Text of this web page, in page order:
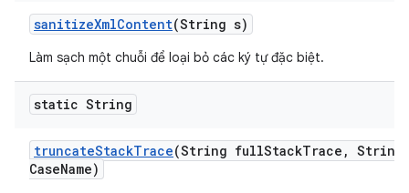
sanitizeXmlContent(String s)
Làm sạch một chuỗi để loại bỏ các ký tự đặc biệt.
static String
truncateStackTrace(String fullStackTrace ,
CaseName)